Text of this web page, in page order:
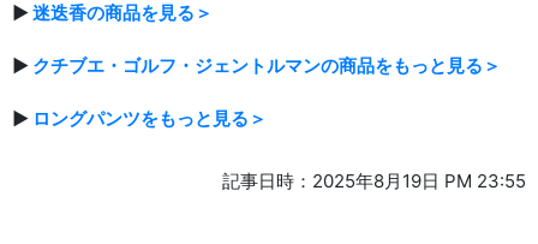
▶迷迭香の商品を見る＞
▶ クチブエ・ゴルフ・ジェントルマンの商品をもっと見る＞
▶ ロングパンツをもっと見る＞
記事日時：2025年8月19日 PM 23:55